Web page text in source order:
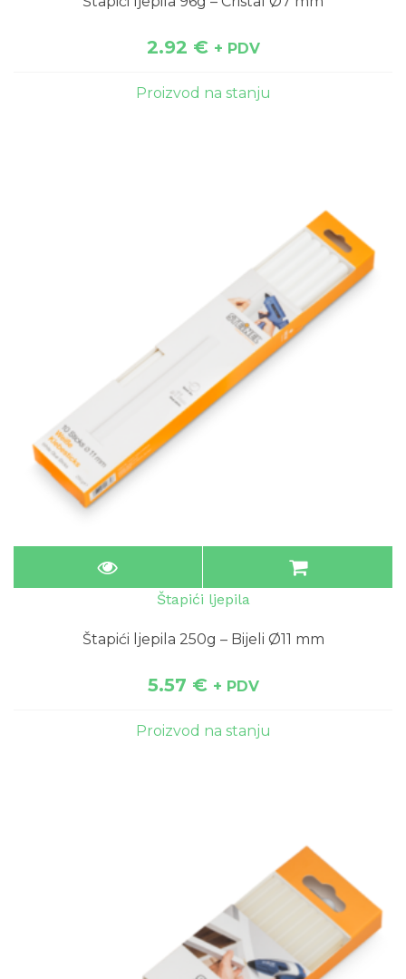
2.92 € + PDV
Proizvod na stanju
Štapići ljepila
Štapići ljepila 250g – Bijeli Ø11 mm
5.57 € + PDV
Proizvod na stanju